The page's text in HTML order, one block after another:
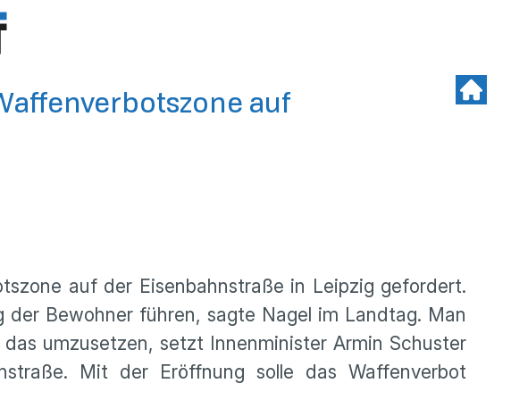
auf
auf der Eisenbahnstraße in Leipzig gefordert.
Bewohner führen, sagte Nagel im Landtag. Man
umzusetzen, setzt Innenminister Armin Schuster
Mit der Eröffnung solle das Waffenverbot